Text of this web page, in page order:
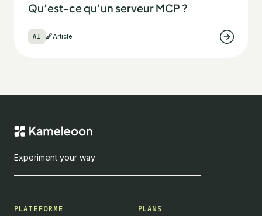
Qu’est-ce qu’un serveur MCP ?
AI Article
Experiment your way
PLATEFORME PLANS